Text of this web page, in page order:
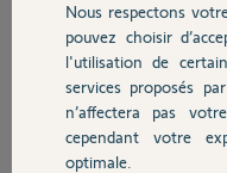
Chauffage
Autres produits
allumé, même quand je
192.168.1.12 .
Que se passe t-il trouvez
Dans l'attente de vous lire
Nous respectons
pouvez choisir
l'utilisation de
services proposés
n’affectera pas
cependant votre
optimale.